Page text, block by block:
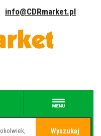
info@CDRmarket.pl
Wyszukaj